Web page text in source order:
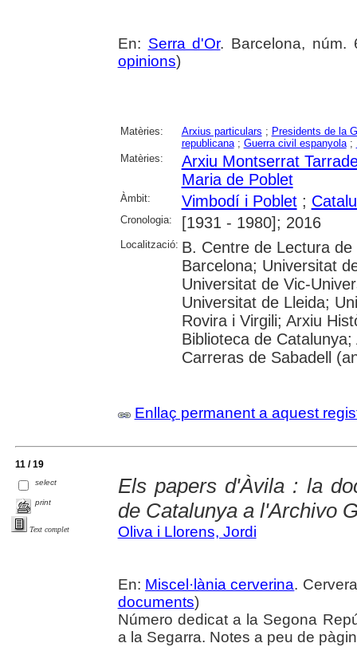
En: Serra d'Or. Barcelona, núm.
opinions)
Matèries: Arxius particulars ; Presidents de la
republicana; Guerra civil espanyola;
Matèries:
Arxiu Montserrat
Maria de Poblet
Àmbit: Vimbodí i Poblet;
Cronologia: [1931 - 1980]; 2016
Localització: B. Centre de Lectura
Barcelona; Universitat
Universitat de Vic-
Universitat de Lleida;
Rovira i Virgili; Arxiu
Biblioteca de
Carreras de Sabadell
Enllaç permanent a aquest
11 / 19
select
print
Text complet
Els papers d'Àvila : la
de Catalunya a l'Archivo
Oliva i Llorens, Jordi
En: Miscel·lània cerverina.
documents)
Número dedicat a la Segona
a la Segarra. Notes a peu de